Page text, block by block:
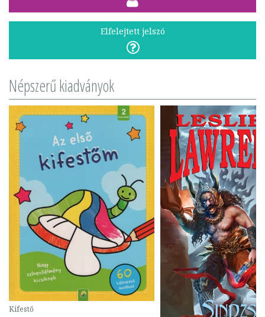
Elfelejtett jelszó
Népszerű kiadványok
Kifestő